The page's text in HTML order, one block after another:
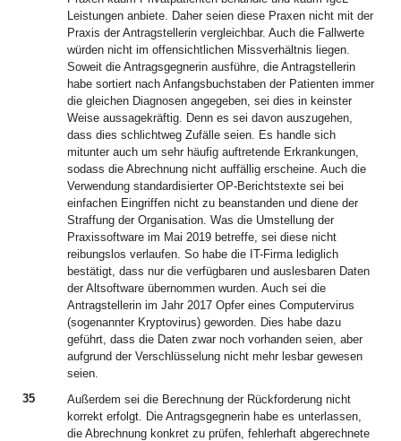
Leistungen anbiete. Daher seien diese Praxen nicht mit der
Praxis der Antragstellerin vergleichbar. Auch die Fallwerte
würden nicht im offensichtlichen Missverhältnis liegen.
Soweit die Antragsgegnerin ausführe, die Antragstellerin
habe sortiert nach Anfangsbuchstaben der Patienten immer
die gleichen Diagnosen angegeben, sei dies in keinster
Weise aussagekräftig. Denn es sei davon auszugehen,
dass dies schlichtweg Zufälle seien. Es handle sich
mitunter auch um sehr häufig auftretende Erkrankungen,
sodass die Abrechnung nicht auffällig erscheine. Auch die
Verwendung standardisierter OP-Berichtstexte sei bei
einfachen Eingriffen nicht zu beanstanden und diene der
Straffung der Organisation. Was die Umstellung der
Praxissoftware im Mai 2019 betreffe, sei diese nicht
reibungslos verlaufen. So habe die IT-Firma lediglich
bestätigt, dass nur die verfügbaren und auslesbaren Daten
der Altsoftware übernommen wurden. Auch sei die
Antragstellerin im Jahr 2017 Opfer eines Computervirus
(sogenannter Kryptovirus) geworden. Dies habe dazu
geführt, dass die Daten zwar noch vorhanden seien, aber
aufgrund der Verschlüsselung nicht mehr lesbar gewesen
seien.
35
Außerdem sei die Berechnung der Rückforderung nicht
korrekt erfolgt. Die Antragsgegnerin habe es unterlassen,
die Abrechnung konkret zu prüfen, fehlerhaft abgerechnete